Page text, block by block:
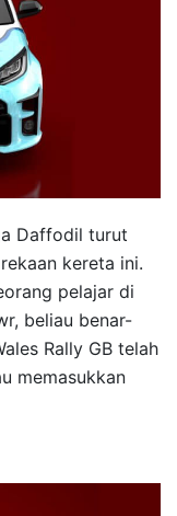
Daffodil turut
kereta ini.
pelajar di
beliau benar-
Rally GB telah
memasukkan